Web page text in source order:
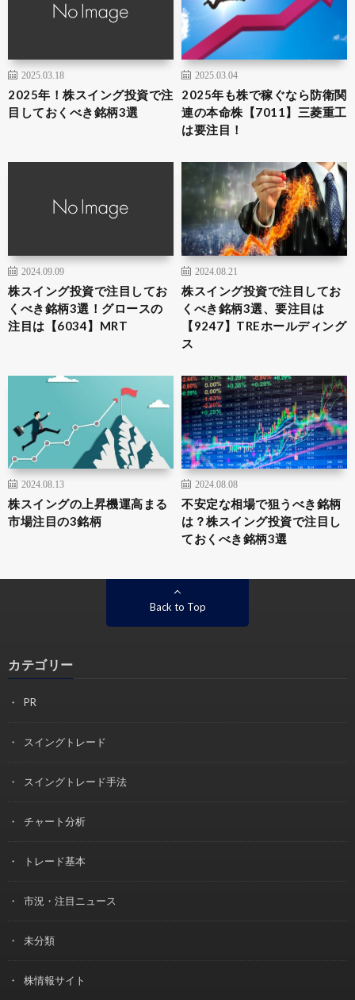
2025.03.18
2025年！株スイング投資で注
目しておくべき銘柄3選
2025.03.04
2025年も株で稼ぐなら防衛関
連の本命株【7011】三菱重工
は要注目！
2024.09.09
株スイング投資で注目してお
くべき銘柄3選！グロースの
注目は【6034】MRT
2024.08.21
株スイング投資で注目してお
くべき銘柄3選、要注目は
【9247】TREホールディング
ス
2024.08.13
株スイングの上昇機運高まる
市場注目の3銘柄
2024.08.08
不安定な相場で狙うべき銘柄
は？株スイング投資で注目し
ておくべき銘柄3選
Back to Top
カテゴリー
PR
スイングトレード
スイングトレード手法
チャート分析
トレード基本
市況・注目ニュース
未分類
株情報サイト